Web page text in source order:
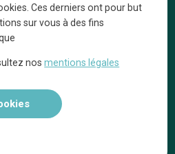
On parle de nous
Ces derniers ont pour but
sur vous à des fins
nosmentions légales